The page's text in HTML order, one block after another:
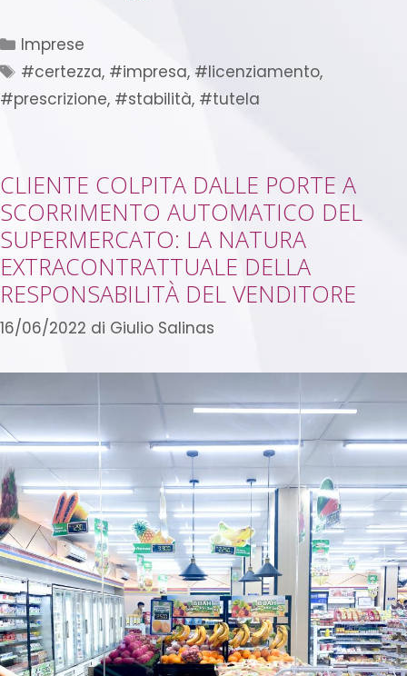
Imprese
#certezza, #impresa, #licenziamento,
#prescrizione, #stabilità, #tutela
CLIENTE COLPITA DALLE PORTE A
SCORRIMENTO AUTOMATICO DEL
SUPERMERCATO: LA NATURA
EXTRACONTRATTUALE DELLA
RESPONSABILITÀ DEL VENDITORE
16/06/2022 di Giulio Salinas